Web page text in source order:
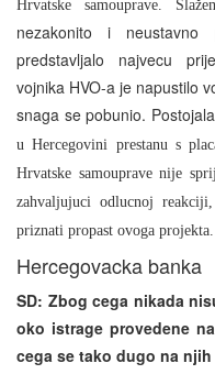
Hrvatske samouprave.
nezakonito i neustavno
predstavljalo najvecu
vojnika HVO-a je napustilo
snaga se pobunio.
u Hercegovini prestanu s
Hrvatske samouprave nije
zahvaljujuci odlucnoj
priznati propast ovoga projekta.
Hercegovacka banka
SD: Zbog cega nikada
oko istrage provedene
cega se tako dugo na